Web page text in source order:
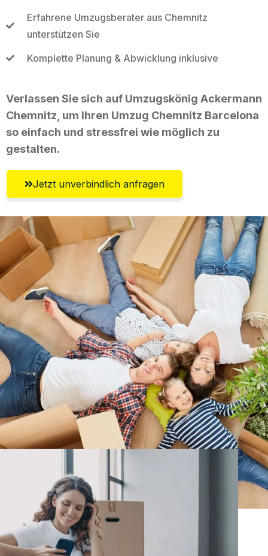
Erfahrene Umzugsberater aus Chemnitz
unterstützen Sie
Komplette Planung & Abwicklung inklusive
Verlassen Sie sich auf Umzugskönig Ackermann
Chemnitz, um Ihren Umzug Chemnitz Barcelona
so einfach und stressfrei wie möglich zu
gestalten.
Jetzt unverbindlich anfragen